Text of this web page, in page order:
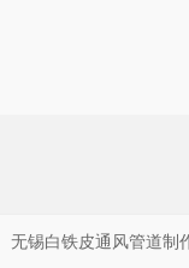
无锡白铁皮通风管道制